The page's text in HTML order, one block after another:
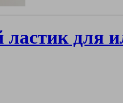
для